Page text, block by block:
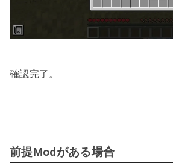
確認完了。
前提Modがある場合